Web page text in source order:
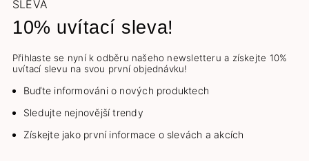
SLEVA
10% uvítací sleva!
Přihlaste se nyní k odběru našeho newsletteru a získejte 10%
uvítací slevu na svou první objednávku!
Buďte informováni o nových produktech
Sledujte nejnovější trendy
Získejte jako první informace o slevách a akcích